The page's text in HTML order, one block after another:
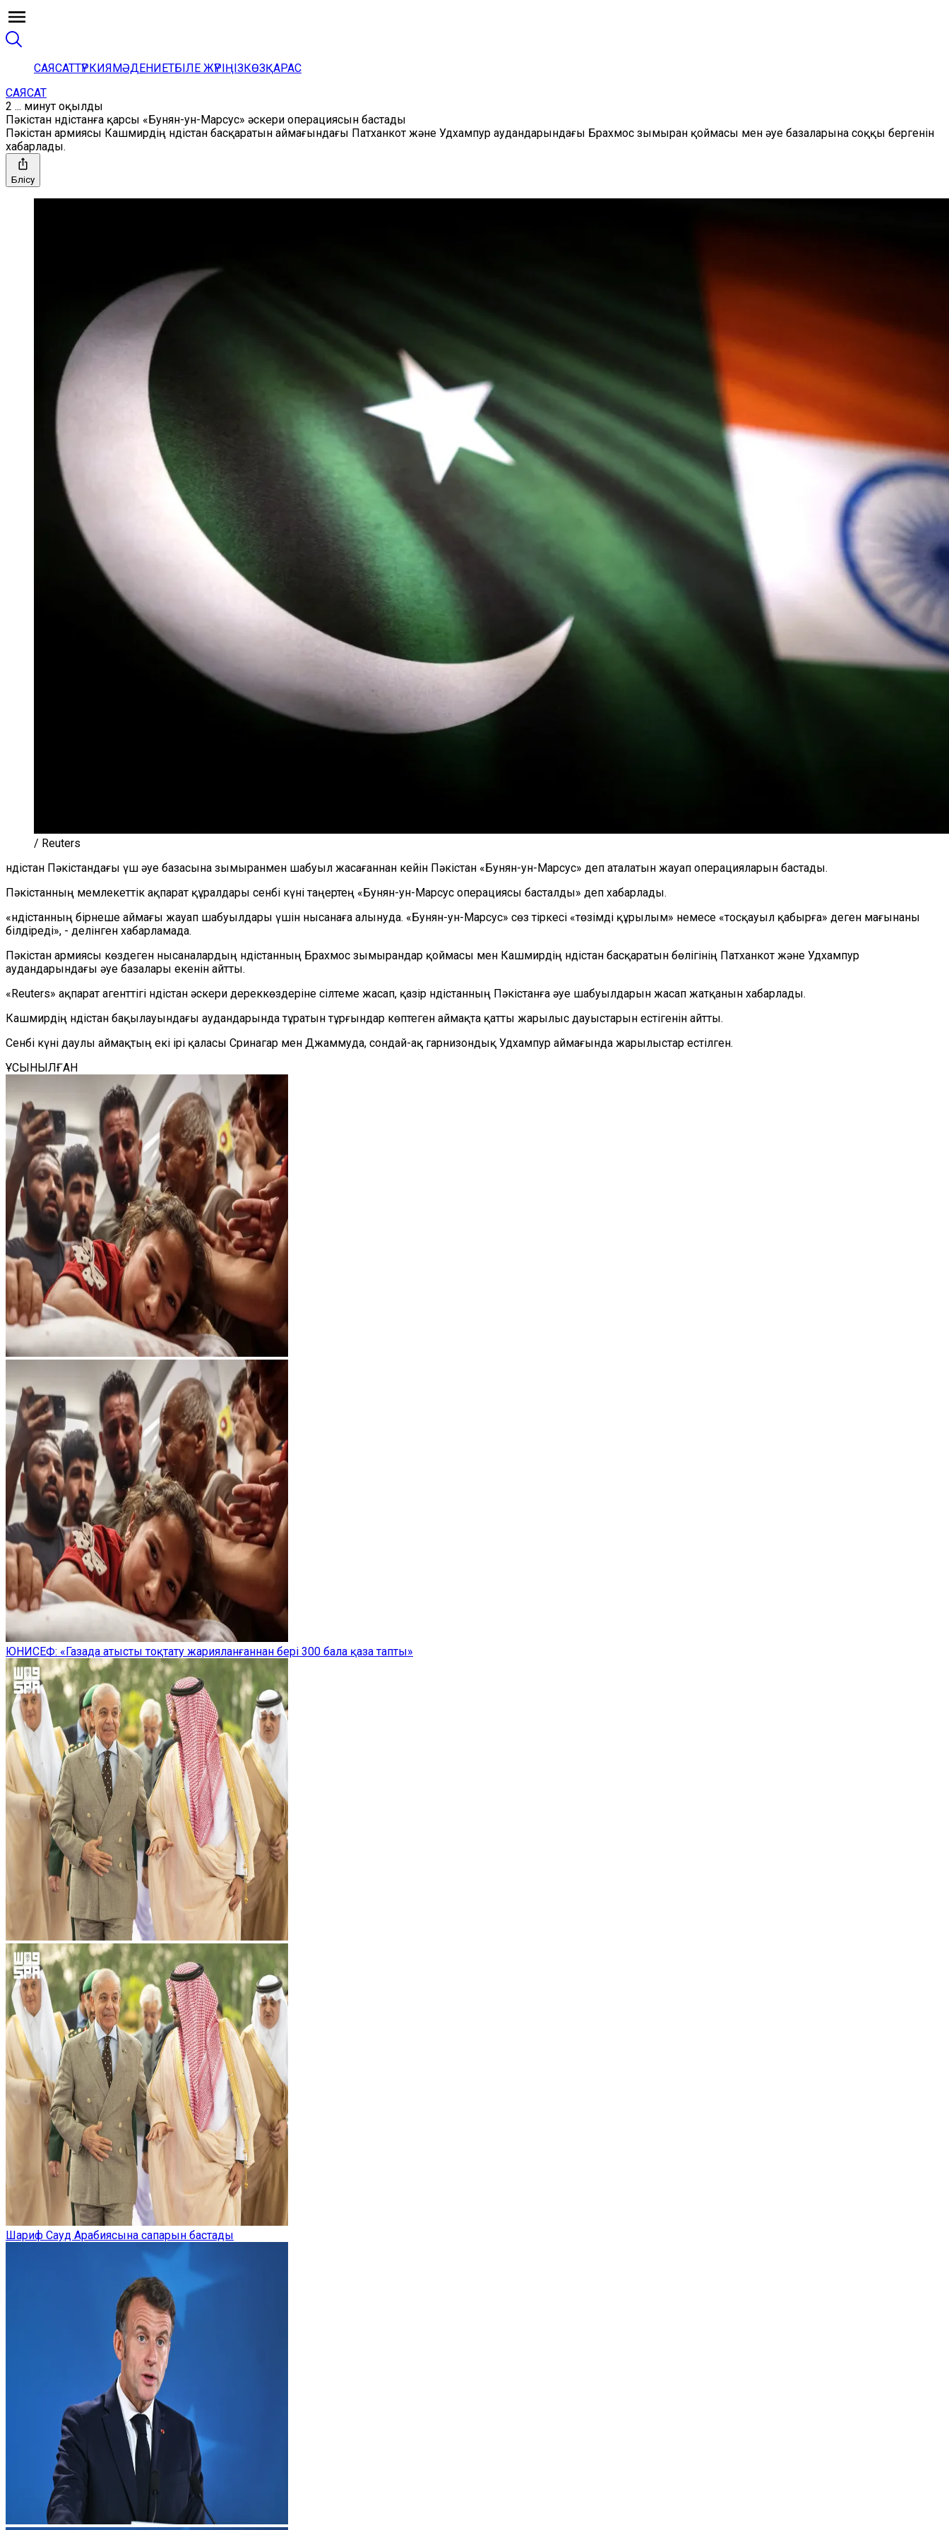
САЯСАТТҮРКИЯМӘДЕНИЕТБІЛЕ ЖҮРІҢІЗКӨЗҚАРАС
САЯСАТ
2 ... минут оқылды
Пәкістан Үндістанға қарсы «Бунян-ун-Марсус» әскери операциясын бастады
Пәкістан армиясы Кашмирдің Үндістан басқаратын аймағындағы Патханкот және Удхампур аудандарындағы Брахмос зымыран қоймасы мен әуе базаларына соққы бергенін
хабарлады.
Бөлісу
/ Reuters
Үндістан Пәкістандағы үш әуе базасына зымыранмен шабуыл жасағаннан кейін Пәкістан «Бунян-ун-Марсус» деп аталатын жауап операцияларын бастады.
Пәкістанның мемлекеттік ақпарат құралдары сенбі күні таңертең «Бунян-ун-Марсус операциясы басталды» деп хабарлады.
«Үндістанның бірнеше аймағы жауап шабуылдары үшін нысанаға алынуда. «Бунян-ун-Марсус» сөз тіркесі «төзімді құрылым» немесе «тосқауыл қабырға» деген мағынаны
білдіреді», - делінген хабарламада.
Пәкістан армиясы көздеген нысаналардың Үндістанның Брахмос зымырандар қоймасы мен Кашмирдің Үндістан басқаратын бөлігінің Патханкот және Удхампур
аудандарындағы әуе базалары екенін айтты.
«Reuters» ақпарат агенттігі Үндістан әскери дереккөздеріне сілтеме жасап, қазір Үндістанның Пәкістанға әуе шабуылдарын жасап жатқанын хабарлады.
Кашмирдің Үндістан бақылауындағы аудандарында тұратын тұрғындар көптеген аймақта қатты жарылыс дауыстарын естігенін айтты.
Сенбі күні даулы аймақтың екі ірі қаласы Сринагар мен Джаммуда, сондай-ақ гарнизондық Удхампур аймағында жарылыстар естілген.
ҰСЫНЫЛҒАН
ЮНИСЕФ: «Газада атысты тоқтату жарияланғаннан бері 300 бала қаза тапты»
Шариф Сауд Арабиясына сапарын бастады